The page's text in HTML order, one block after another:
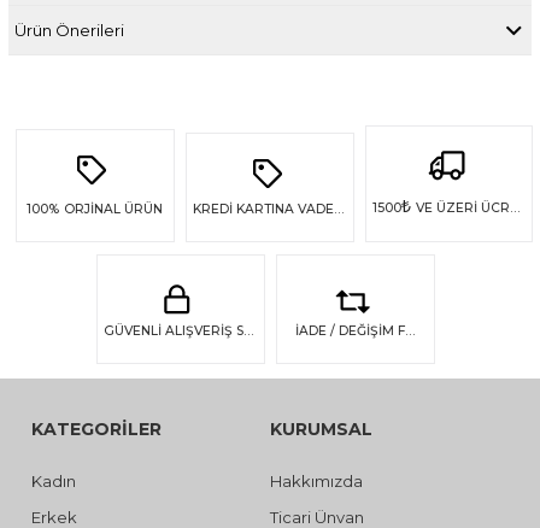
Ürün Önerileri
100% ORJİNAL ÜRÜN 1500₺ VE ÜZERİ ÜCRETSİZ KARGO
GÜVENLİ ALIŞVERİŞ SSL GÜVENLİĞİ İADE / DEĞİŞİM FIRSATI
KATEGORİLER
Kadın
Erkek
KURUMSAL
Hakkımızda
Ticari Ünvan